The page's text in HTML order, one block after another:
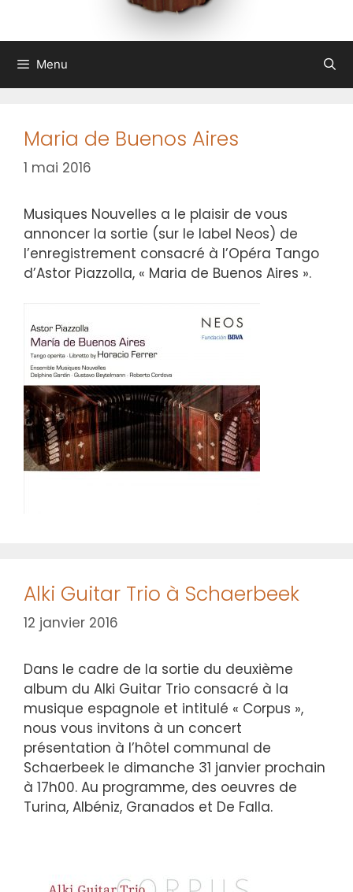
Menu
Maria de Buenos Aires
1 mai 2016
Musiques Nouvelles a le plaisir de vous
annoncer la sortie (sur le label Neos) de
l’enregistrement consacré à l’Opéra Tango
d’Astor Piazzolla, « Maria de Buenos Aires ».
Alki Guitar Trio à Schaerbeek
12 janvier 2016
Dans le cadre de la sortie du deuxième
album du Alki Guitar Trio consacré à la
musique espagnole et intitulé « Corpus »,
nous vous invitons à un concert
présentation à l’hôtel communal de
Schaerbeek le dimanche 31 janvier prochain
à 17h00. Au programme, des oeuvres de
Turina, Albéniz, Granados et De Falla.